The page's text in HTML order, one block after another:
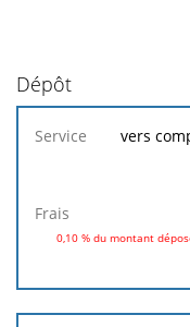
Dépôt
Service Frais
vers
0,10 % du montant